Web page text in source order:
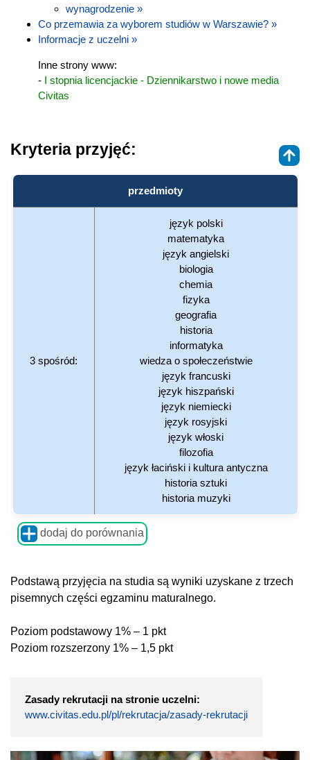
wynagrodzenie »
Co przemawia za wyborem studiów w Warszawie? »
Informacje z uczelni »
Inne strony www:
- I stopnia licencjackie - Dziennikarstwo i nowe media
Civitas
Kryteria przyjęć:
przedmioty
3 spośród:
język polski
matematyka
język angielski
biologia
chemia
fizyka
geografia
historia
informatyka
wiedza o społeczeństwie
język francuski
język hiszpański
język niemiecki
język rosyjski
język włoski
filozofia
język łaciński i kultura antyczna
historia sztuki
historia muzyki
dodaj do porównania
Podstawą przyjęcia na studia są wyniki uzyskane z trzech
pisemnych części egzaminu maturalnego.
Poziom podstawowy 1% – 1 pkt
Poziom rozszerzony 1% – 1,5 pkt
Zasady rekrutacji na stronie uczelni:
www.civitas.edu.pl/pl/rekrutacja/zasady-rekrutacji